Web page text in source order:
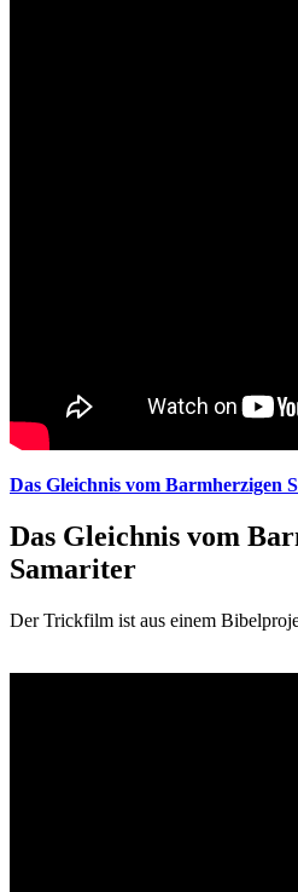
Das Gleichnis vom Barmherzigen
Das Gleichnis vom
Samariter
Der Trickfilm ist aus einem